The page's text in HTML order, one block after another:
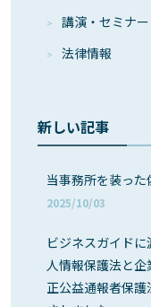
講演・セミナー
法律情報
新しい記事
当事務所を装っ
2025/10/03
ビジネスガイド
人情報保護法と
正公益通報者保